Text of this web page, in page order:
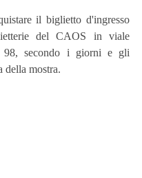
il biglietto d'ingresso
del CAOS in viale
98, secondo i giorni e gli
della mostra.